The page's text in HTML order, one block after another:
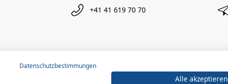
+41 41 619 70 70
Datenschutzbestimmungen
Alle akzeptieren